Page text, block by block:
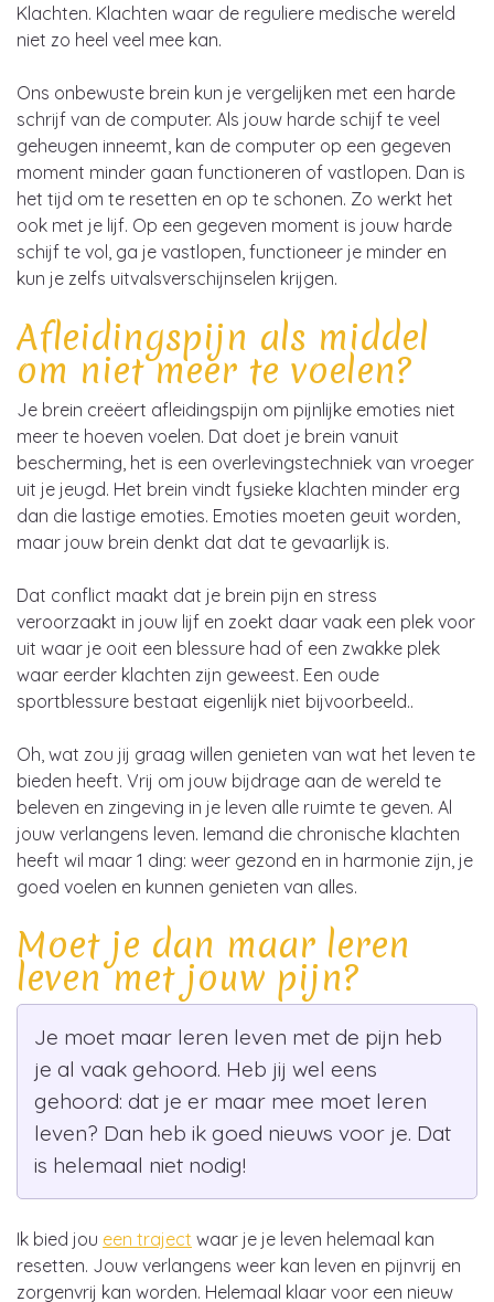
Klachten. Klachten waar de reguliere medische wereld
niet zo heel veel mee kan.
Ons onbewuste brein kun je vergelijken met een harde
schrijf van de computer. Als jouw harde schijf te veel
geheugen inneemt, kan de computer op een gegeven
moment minder gaan functioneren of vastlopen. Dan is
het tijd om te resetten en op te schonen. Zo werkt het
ook met je lijf. Op een gegeven moment is jouw harde
schijf te vol, ga je vastlopen, functioneer je minder en
kun je zelfs uitvalsverschijnselen krijgen.
Afleidingspijn als middel
om niet meer te voelen?
Je brein creëert afleidingspijn om pijnlijke emoties niet
meer te hoeven voelen. Dat doet je brein vanuit
bescherming, het is een overlevingstechniek van vroeger
uit je jeugd. Het brein vindt fysieke klachten minder erg
dan die lastige emoties. Emoties moeten geuit worden,
maar jouw brein denkt dat dat te gevaarlijk is.
Dat conflict maakt dat je brein pijn en stress
veroorzaakt in jouw lijf en zoekt daar vaak een plek voor
uit waar je ooit een blessure had of een zwakke plek
waar eerder klachten zijn geweest. Een oude
sportblessure bestaat eigenlijk niet bijvoorbeeld..
Oh, wat zou jij graag willen genieten van wat het leven te
bieden heeft. Vrij om jouw bijdrage aan de wereld te
beleven en zingeving in je leven alle ruimte te geven. Al
jouw verlangens leven. Iemand die chronische klachten
heeft wil maar 1 ding: weer gezond en in harmonie zijn, je
goed voelen en kunnen genieten van alles.
Moet je dan maar leren
leven met jouw pijn?
Je moet maar leren leven met de pijn heb
je al vaak gehoord. Heb jij wel eens
gehoord: dat je er maar mee moet leren
leven? Dan heb ik goed nieuws voor je. Dat
is helemaal niet nodig!
Ik bied jou een traject waar je je leven helemaal kan
resetten. Jouw verlangens weer kan leven en pijnvrij en
zorgenvrij kan worden. Helemaal klaar voor een nieuw